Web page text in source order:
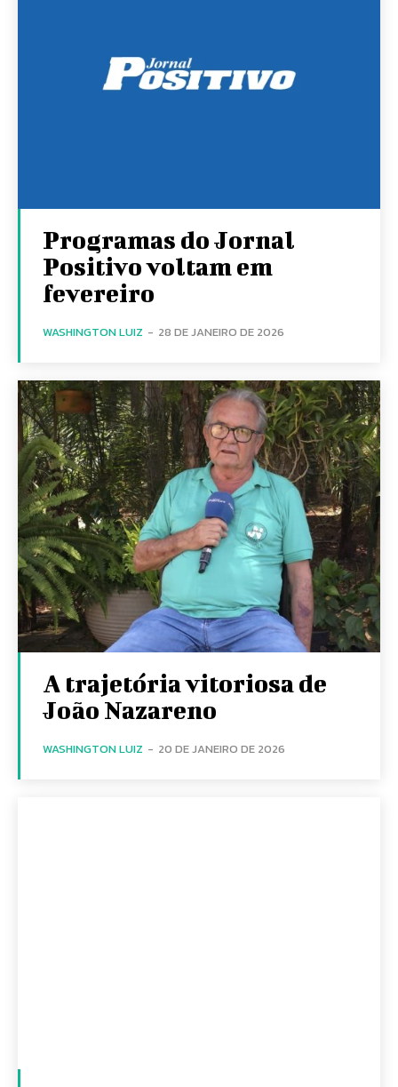
Programas do Jornal
Positivo voltam em
fevereiro
WASHINGTON LUIZ - 28 DE JANEIRO DE 2026
A trajetória vitoriosa de
João Nazareno
WASHINGTON LUIZ - 20 DE JANEIRO DE 2026